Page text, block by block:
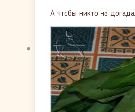
А чтобы никто не